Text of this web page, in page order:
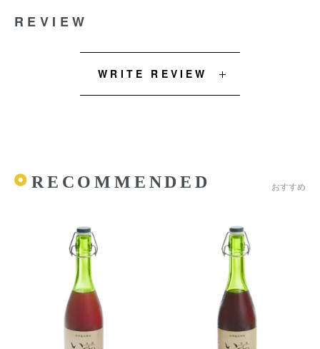
REVIEW
WRITE REVIEW
RECOMMENDED おすすめ